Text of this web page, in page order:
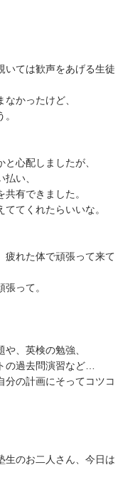
いては歓声をあげる生徒
かったけど、
心配しましたが、
い、
有できました。
てくれたらいいな。
疲れた体で頑張って来て
って。
、英検の勉強、
の過去問演習など…
分の計画にそってコツコ
生のお二人さん、今日は